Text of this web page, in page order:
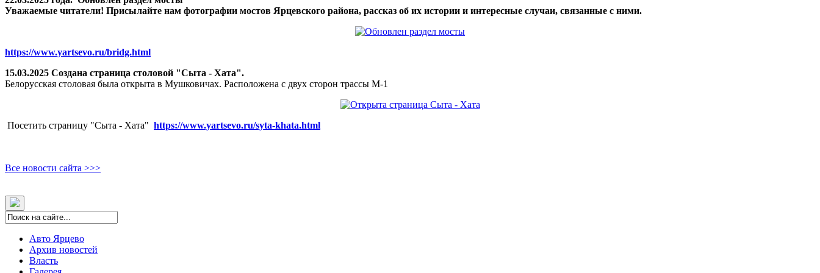
Уважаемые читатели! Присылайте нам фотографии мостов Ярцевского района, рассказ об их истории и интересные случаи, связанные с ними.
https://www.yartsevo.ru/bridg.html
15.03.2025 Создана страница столовой "Сыта - Хата".
Белорусская столовая была открыта в Мушковичах. Расположена с двух сторон трассы М-1
Посетить страницу "Сыта - Хата" https://www.yartsevo.ru/syta-khata.html
Все новости сайта >>>
Авто Ярцево
Архив новостей
Власть